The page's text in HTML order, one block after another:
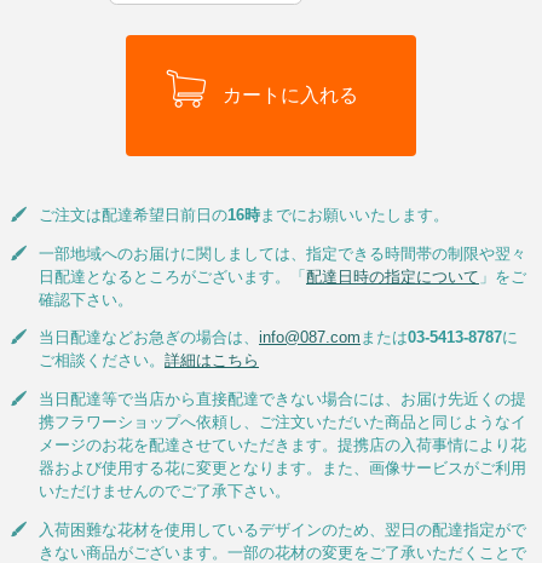
ご注文は配達希望日前日の16時までにお願いいたします。
一部地域へのお届けに関しましては、指定できる時間帯の制限や翌々
日配達となるところがございます。「配達日時の指定について 」をご
確認下さい。
当日配達などお急ぎの場合は、 info@087.com または03-5413-8787に
ご相談ください。 詳細はこちら
当日配達等で当店から直接配達できない場合には、お届け先近くの提
携フラワーショップへ依頼し、ご注文いただいた商品と同じようなイ
メージのお花を配達させていただきます。提携店の入荷事情により花
器および使用する花に変更となります。また、画像サービスがご利用
いただけませんのでご了承下さい。
入荷困難な花材を使用しているデザインのため、翌日の配達指定がで
きない商品がございます。一部の花材の変更をご了承いただくことで